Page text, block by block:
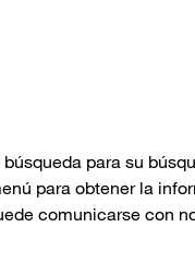
para su
para obtener la
comunicarse con